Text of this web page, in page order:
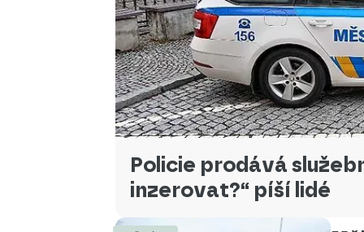
Policie prodává
inzerovat?“ píší lidé